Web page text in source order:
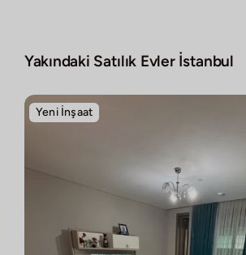
Yakındaki Satılık Evler İstanbul
Yeni İnşaat